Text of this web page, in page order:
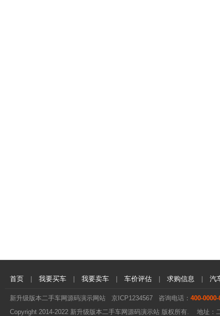
首页 我要买车 我要卖车 车价评估 求购信息 汽
新升级版本二手车网源码演示网站 京ICP1234567 咨询电话： 400-0000-
Copyright 2014-2022 新升级版本二手车网源码演示站 版权所有. 地址：